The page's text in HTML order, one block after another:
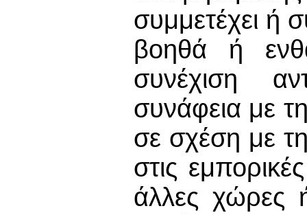
συμμετέχει ή
βοηθά ή
συνέχιση
συνάφεια με
σε σχέση με
στις
άλλες χώρες